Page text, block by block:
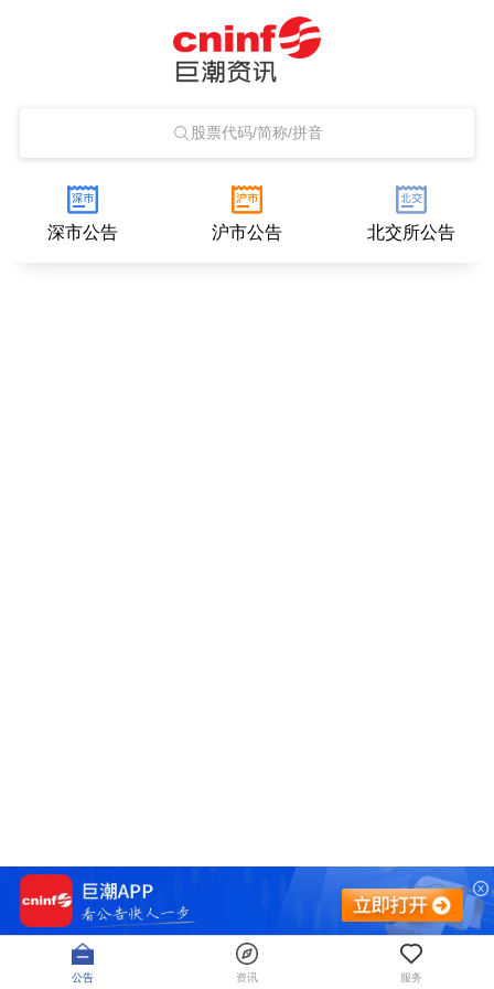
股票代码/简称/拼音
深市公告 沪市公告 北交所公告
公告 资讯 服务